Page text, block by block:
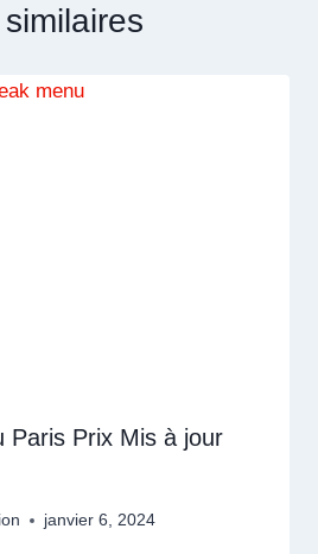
Paris Prix Mis à jour
janvier 6, 2024